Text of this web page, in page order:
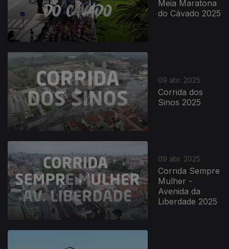
Meia Maratona
do Cávado 2025
09 abr. 2025
Corrida dos
Sinos 2025
09 abr. 2025
Corrida Sempre
Mulher -
Avenida da
Liberdade 2025
842413